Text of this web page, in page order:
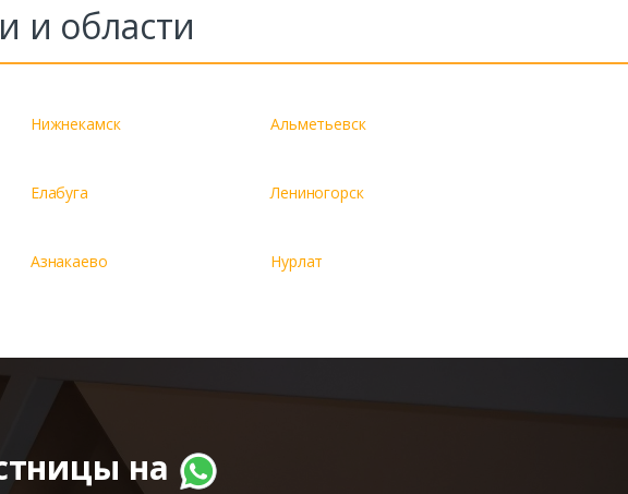
и области
Нижнекамск Альметьевск
Елабуга Лениногорск
Азнакаево Нурлат
на